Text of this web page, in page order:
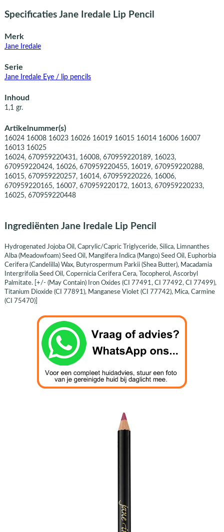
Specificaties Jane Iredale Lip Pencil
Merk
Jane Iredale
Serie
Jane Iredale Eye / lip pencils
Inhoud
1,1 gr.
Artikelnummer(s)
16024 16008 16023 16026 16019 16015 16014 16006 16007
16013 16025
16024, 670959220431, 16008, 670959220189, 16023,
670959220424, 16026, 670959220455, 16019, 670959220288,
16015, 670959220257, 16014, 670959220226, 16006,
670959220165, 16007, 670959220172, 16013, 670959220233,
16025, 670959220448
Ingrediënten Jane Iredale Lip Pencil
Hydrogenated Jojoba Oil, Caprylic/Capric Triglyceride, Silica, Limnanthes
Alba (Meadowfoam) Seed Oil, Mangifera Indica (Mango) Seed Oil, Euphorbia
Cerifera (Candelilla) Wax, Butyrospermum Parkii (Shea Butter), Macadamia
Intergrifolia Seed Oil, Copernicia Cerifera Cera, Tocopherol, Ascorbyl
Palmitate. [+/- (May Contain) Iron Oxides (CI 77491, CI 77492, CI 77499),
Titanium Dioxide (CI 77891), Manganese Violet (CI 77742), Mica, Carmine
(CI 75470)]